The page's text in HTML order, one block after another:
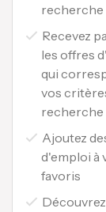
recherche
Recevez
les offres
qui
vos
recherche
Ajoutez
d'emploi à
favoris